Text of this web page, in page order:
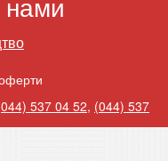
537 04 52, (044) 537